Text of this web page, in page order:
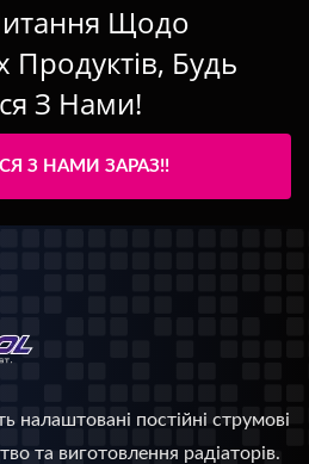
Щодо
Будь
З Нами!
З НАМИ ЗАРАЗ!!
налаштовані постійні струмові
та виготовлення радіаторів.